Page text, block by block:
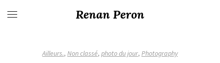
Renan Peron
Ailleurs., Non classé, photo du jour, Photography